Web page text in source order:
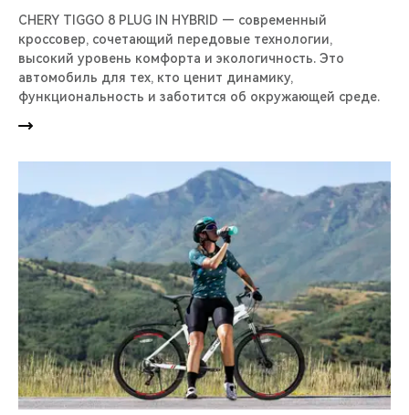
CHERY TIGGO 8 PLUG IN HYBRID — современный
кроссовер, сочетающий передовые технологии,
высокий уровень комфорта и экологичность. Это
автомобиль для тех, кто ценит динамику,
функциональность и заботится об окружающей среде.